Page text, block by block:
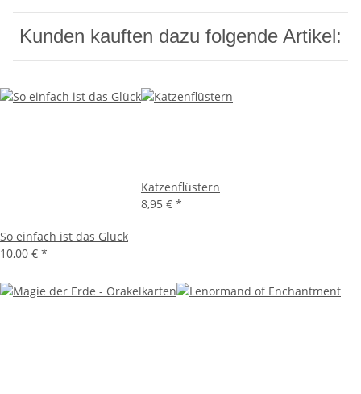
Kunden kauften dazu folgende Artikel:
So einfach ist das Glück
10,00 € *
Katzenflüstern
8,95 € *